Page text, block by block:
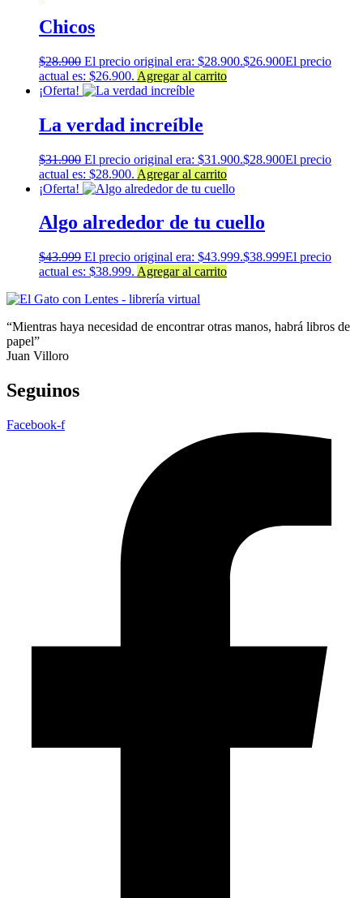
Chicos
$28.900 El precio original era: $28.900.$26.900El precio
actual es: $26.900. Agregar al carrito
¡Oferta!
La verdad increíble
$31.900 El precio original era: $31.900.$28.900El precio
actual es: $28.900. Agregar al carrito
¡Oferta!
Algo alrededor de tu cuello
$43.999 El precio original era: $43.999.$38.999El precio
actual es: $38.999. Agregar al carrito
“Mientras haya necesidad de encontrar otras manos, habrá libros de
papel”
Juan Villoro
Seguinos
Facebook-f